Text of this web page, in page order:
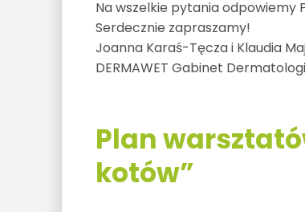
Na wszelkie pytania
Serdecznie zapraszamy!
Joanna Karaś-Tęcza i Klaudia
DERMAWET Gabinet
Plan
kotów”